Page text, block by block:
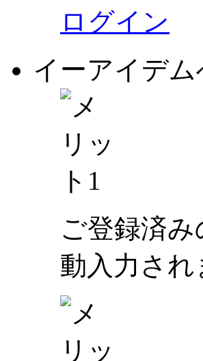
ログイン
イーアイデ
ご登録済
動入力され